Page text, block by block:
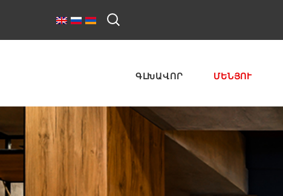
ԳԼԽԱՎՈՐ ՄԵՆՅՈՒ